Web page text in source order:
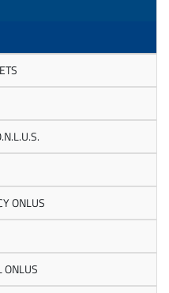
ONLUS
ONLUS